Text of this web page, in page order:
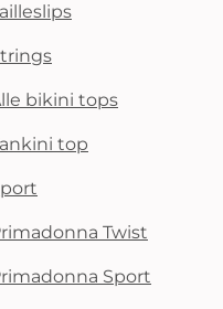
bikini tops
top
Twist
Sport